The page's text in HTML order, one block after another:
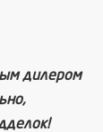
дилером